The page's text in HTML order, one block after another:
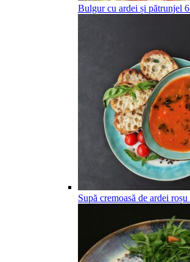
Bulgur cu ardei și pătrunjel 6
Supă cremoasă de ardei roșu